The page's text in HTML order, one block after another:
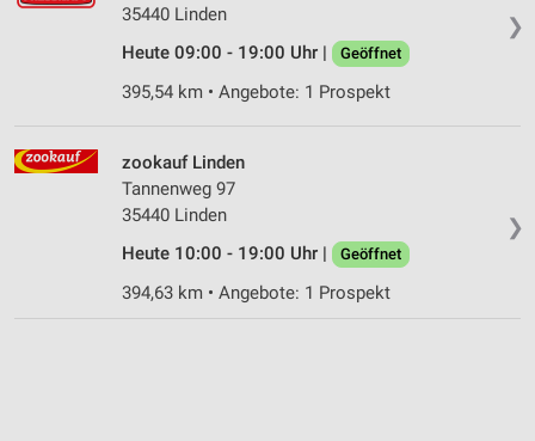
❯
35440 Linden
Heute 09:00 - 19:00 Uhr |
Geöffnet
395,54 km • Angebote: 1 Prospekt
❯
zookauf Linden
Tannenweg 97
35440 Linden
Heute 10:00 - 19:00 Uhr |
Geöffnet
394,63 km • Angebote: 1 Prospekt